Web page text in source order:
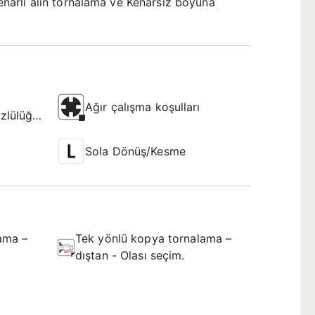
Ağır çalışma koşulları
Sola Dönüş/Kesme
–
Tek yönlü kopya tornalama –
dıştan - Olası seçim.